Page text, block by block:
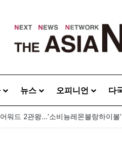
뉴스 오피니언 다